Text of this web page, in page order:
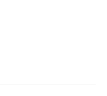
auf dem Ludwig-